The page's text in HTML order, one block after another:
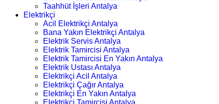
Taahhüt İşleri Antalya
Elektrikçi
Acil Elektrikçi Antalya
Bana Yakın Elektrikçi Antalya
Elektrik Servis Antalya
Elektrik Tamircisi Antalya
Elektrik Tamircisi En Yakın Antalya
Elektrik Ustası Antalya
Elektrikçi Acil Antalya
Elektrikçi Çağır Antalya
Elektrikçi En Yakın Antalya
Elektrikçi Tamircisi Antalya